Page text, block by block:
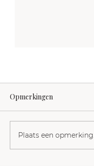
Opmerkingen
Plaats een opmerking...